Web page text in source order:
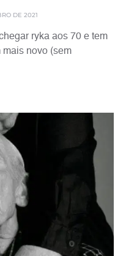
DE 2021
ryka aos 70 e tem
mais novo (sem